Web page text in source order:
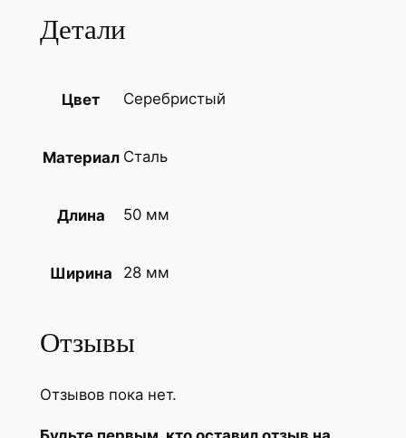
Детали
Цвет Серебристый
Материал Сталь
Длина 50 мм
Ширина 28 мм
Отзывы
Отзывов пока нет.